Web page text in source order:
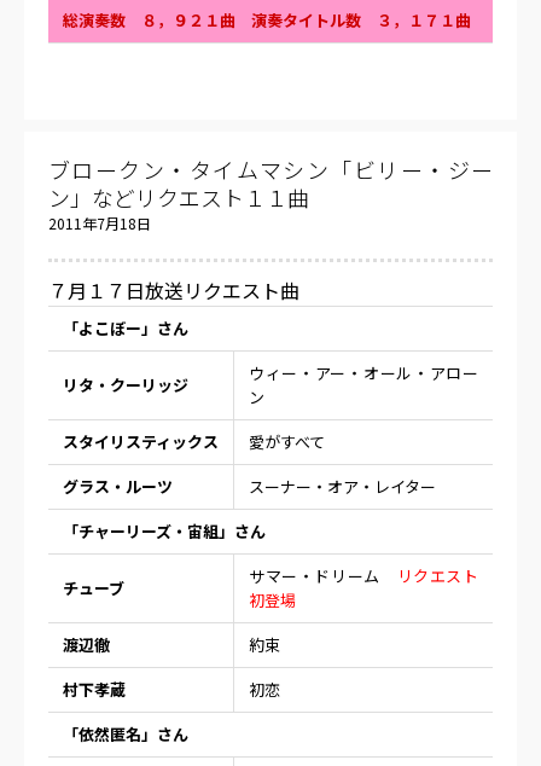
総演奏数 ８，９２１曲 演奏タイトル数 ３，１７１曲
ブロークン・タイムマシン「ビリー・ジー
ン」などリクエスト１１曲
2011年7月18日
７月１７日放送リクエスト曲
「よこぼー」さん
リタ・クーリッジ
ウィー・アー・オール・アロー
ン
スタイリスティックス
愛がすべて
グラス・ルーツ
スーナー・オア・レイター
「チャーリーズ・宙組」さん
チューブ
サマー・ドリーム
リクエスト
初登場
渡辺徹
約束
村下孝蔵
初恋
「依然匿名」さん